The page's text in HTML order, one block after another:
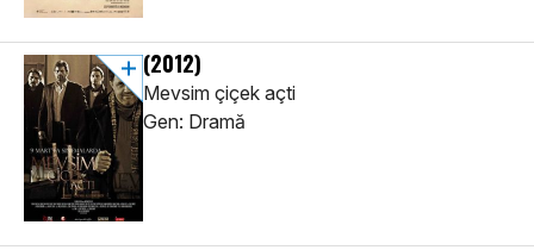
(2012)
Mevsim çiçek açti
Gen: Dramă